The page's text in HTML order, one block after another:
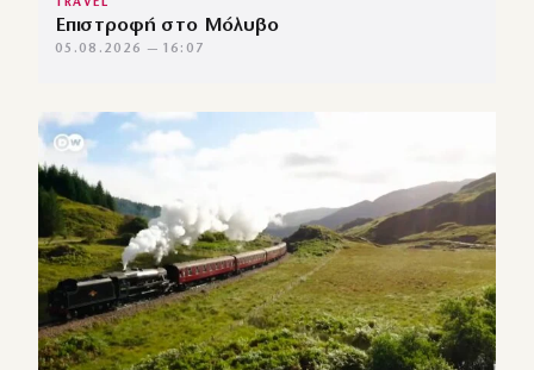
Επιστροφή στο Μόλυβο
05.08.2026 — 16:07